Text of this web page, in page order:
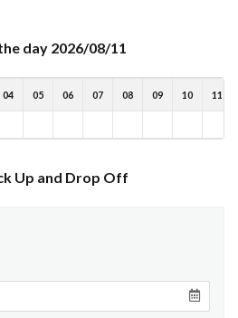
day 2026/08/11
04 05 06 07 08 09 10 11
Up and Drop Off